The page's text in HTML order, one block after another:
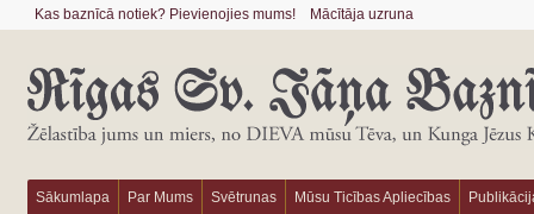
Kas baznīcā notiek? Pievienojies mums! Mācītāja uzruna
Sākumlapa Par Mums Svētrunas Mūsu Ticības Apliecības